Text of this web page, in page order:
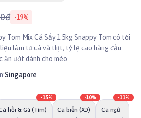
-19%
Tom Mix Cá Sấy 1.5kg Snappy Tom có tới
liệu làm từ cá và thịt, tỷ lệ cao hàng đầu
ăn ướt dành cho mèo.
Singapore
hồi & Gà (Tím)
-15%
Cá biển (XD)
-10%
Cá ngừ
-11%